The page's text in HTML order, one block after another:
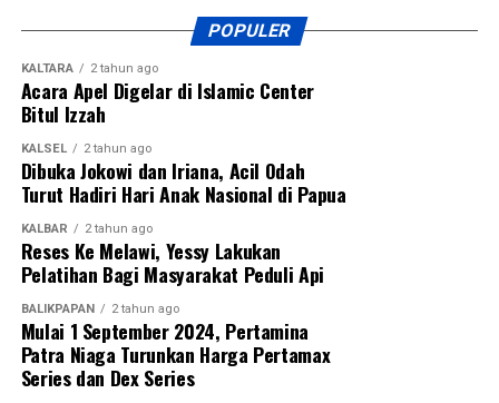
POPULER
KALTARA 2 tahun ago
Acara Apel Digelar di Islamic Center
Bitul Izzah
KALSEL 2 tahun ago
Dibuka Jokowi dan Iriana, Acil Odah
Turut Hadiri Hari Anak Nasional di Papua
KALBAR 2 tahun ago
Reses Ke Melawi, Yessy Lakukan
Pelatihan Bagi Masyarakat Peduli Api
BALIKPAPAN 2 tahun ago
Mulai 1 September 2024, Pertamina
Patra Niaga Turunkan Harga Pertamax
Series dan Dex Series